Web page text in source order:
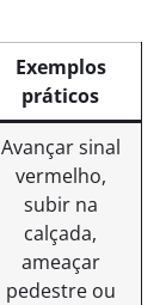
Exemplos
práticos
Avançar sinal
vermelho,
subir na
calçada,
ameaçar
pedestre ou